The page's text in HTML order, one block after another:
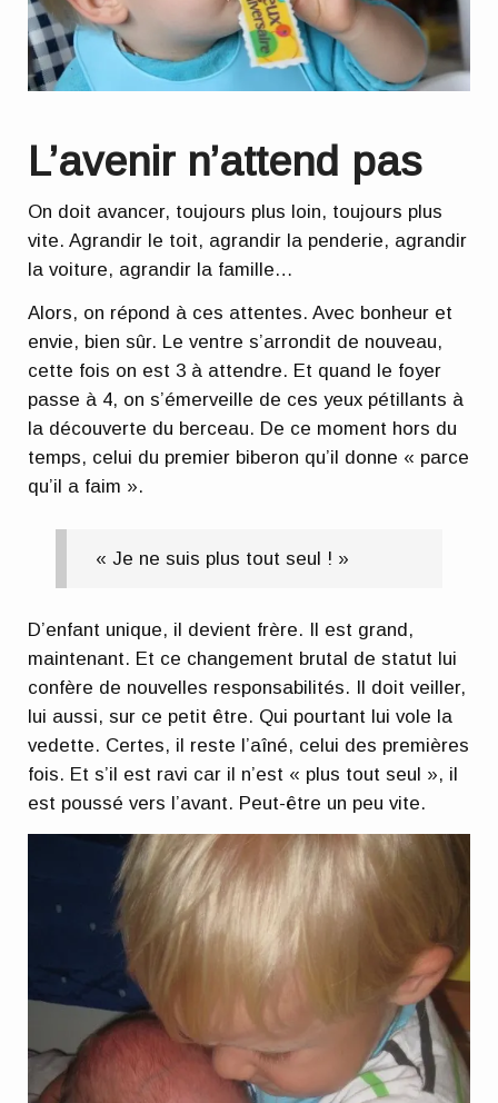
L’avenir n’attend pas
On doit avancer, toujours plus loin, toujours plus
vite. Agrandir le toit, agrandir la penderie, agrandir
la voiture, agrandir la famille…
Alors, on répond à ces attentes. Avec bonheur et
envie, bien sûr. Le ventre s’arrondit de nouveau,
cette fois on est 3 à attendre. Et quand le foyer
passe à 4, on s’émerveille de ces yeux pétillants à
la découverte du berceau. De ce moment hors du
temps, celui du premier biberon qu’il donne « parce
qu’il a faim ».
« Je ne suis plus tout seul ! »
D’enfant unique, il devient frère. Il est grand,
maintenant. Et ce changement brutal de statut lui
confère de nouvelles responsabilités. Il doit veiller,
lui aussi, sur ce petit être. Qui pourtant lui vole la
vedette. Certes, il reste l’aîné, celui des premières
fois. Et s’il est ravi car il n’est « plus tout seul », il
est poussé vers l’avant. Peut-être un peu vite.